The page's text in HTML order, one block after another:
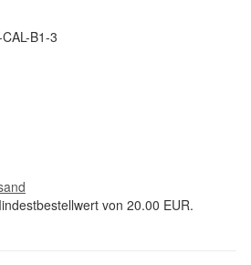
B1-3
von 20.00 EUR.